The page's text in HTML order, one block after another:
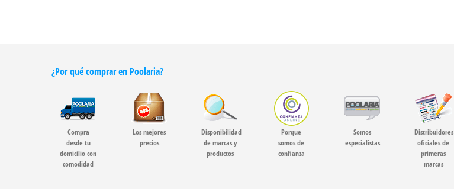
¿Por qué comprar en Poolaria?
Compra
desde tu
domicilio con
comodidad
Los mejores
precios
Disponibilidad
de marcas y
productos
Porque
somos de
confianza
Somos
especialistas
Distribuidores
oficiales de
primeras
marcas